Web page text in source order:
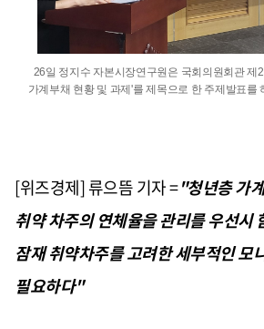
26일 정지수 자본시장연구원은 국회의원회관 제
가계부채 현황 및 과제'를 제목으로 한 주제발표를
[위즈경제] 류으뜸 기자 ="청년층 가
취약 차주의 연체율을 관리를 우선시
잠재 취약차주를 고려한 세부적인 모
필요하다"